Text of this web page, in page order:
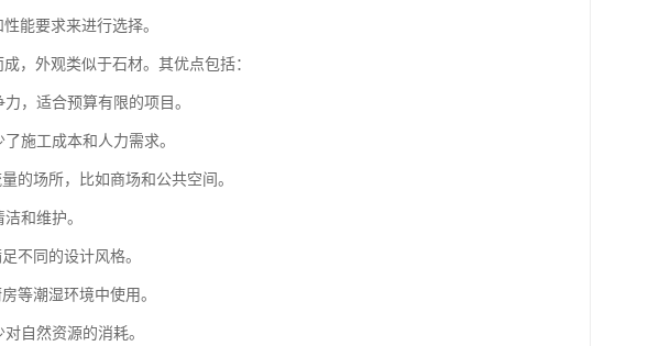
能要求来进行选择。
，外观类似于石材。其优点包括：
，适合预算有限的项目。
施工成本和人力需求。
的场所，比如商场和公共空间。
和维护。
不同的设计风格。
等潮湿环境中使用。
自然资源的消耗。